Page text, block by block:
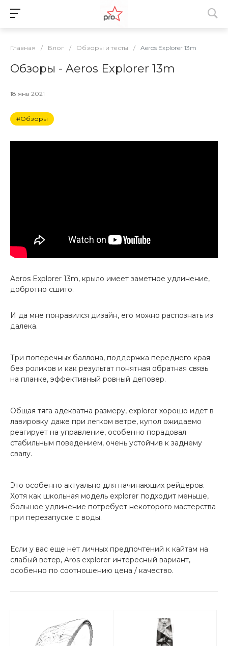
Главная / Блог / Обзоры и тесты / Aeros Explorer 13m
Обзоры - Aeros Explorer 13m
18 янв 2021
#Обзоры
Aeros Explorer 13m, крыло имеет заметное удлинение,
добротно сшито.
И да мне понравился дизайн, его можно распознать из
далека.
Три поперечных баллона, поддержка переднего края
без роликов и как результат понятная обратная связь
на планке, эффективный ровный деповер.
Общая тяга адекватна размеру, explorer хорошо идет в
лавировку даже при легком ветре, купол ожидаемо
реагирует на управление, особенно порадовал
стабильным поведением, очень устойчив к заднему
свалу.
Это особенно актуально для начинающих рейдеров.
Хотя как школьная модель explorer подходит меньше,
большое удлинение потребует некоторого мастерства
при перезапуске с воды.
Если у вас еще нет личных предпочтений к кайтам на
слабый ветер, Aros explorer интересный вариант,
особенно по соотношению цена / качество.